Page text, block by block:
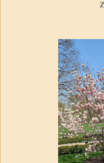
Z jednego